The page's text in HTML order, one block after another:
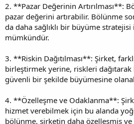
2. **Pazar Değerinin Artırılması**:
pazar değerini artırabilir. Bölünme
da daha sağlıklı bir büyüme
mümkündür.
3. **Riskin Dağıtılması**: Şirket,
birleştirmek yerine, riskleri
güvenli bir şekilde büyümesine
4. **Özelleşme ve Odaklanma**:
hizmet verebilmek için bu alanda
bölünme, şirketin daha özelleşmiş ve